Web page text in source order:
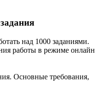
над 1000 заданиями.
работы в режиме онлайн
Основные требования,